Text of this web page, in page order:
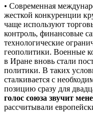
• Современная
жесткой конкуренции
чаще используют
контроль, финансовые
технологические
геополитики. Военные
в Иране вновь стали
политики. В таких
сталкивается с
позицию сразу для
голос союза звучит
рассчитывали